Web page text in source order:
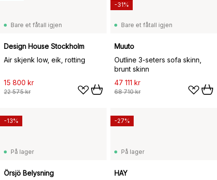
Bare et fåtall igjen
Design House Stockholm
Air skjenk low, eik, rotting
15 800 kr
22 575 kr
Bare et fåtall igjen
Muuto
Outline 3-seters sofa skinn,
brunt skinn
47 111 kr
68 710 kr
-31%
På lager
Örsjö Belysning
-13%
På lager
HAY
-27%